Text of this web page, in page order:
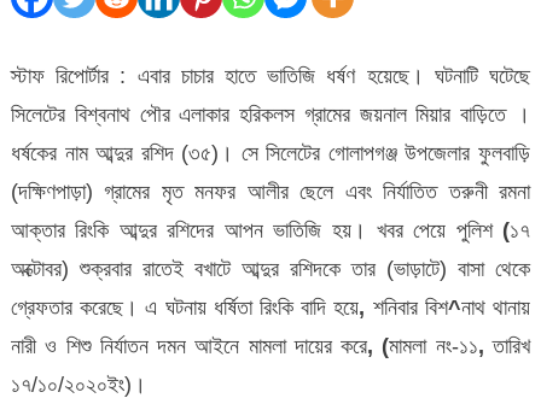
:
চাচা
গ্রেফতার
স্টাফ রিপোর্টার : এবার চাচার হাতে ভাতিজি ধর্ষণ হয়েছে। ঘটনাটি ঘটেছে
সিলেটের বিশ্বনাথ পৌর এলাকার হরিকলস গ্রামের জয়নাল মিয়ার বাড়িতে
।
ধর্ষকের নাম আব্দুর রশিদ (৩৫)। সে সিলেটের গোলাপগঞ্জ উপজেলার ফুলবাড়ি
(দক্ষিণপাড়া) গ্রামের মৃত মনফর আলীর ছেলে এবং নির্যাতিত তরুনী রমনা
আক্তার রিংকি আব্দুর রশিদের আপন ভাতিজি হয়।
খবর পেয়ে পুলিশ (১৭
অক্টোবর) শুক্রবার রাতেই বখাটে আব্দুর রশিদকে তার (ভাড়াটে) বাসা থেকে
গ্রেফতার করেছে। এ ঘটনায় ধর্ষিতা রিংকি বাদি হয়ে, শনিবার বিশ^নাথ থানায়
নারী ও শিশু নির্যাতন দমন আইনে মামলা দায়ের করে, (মামলা নং-১১,তারিখ
১৭/১০/২০২০ইং)।